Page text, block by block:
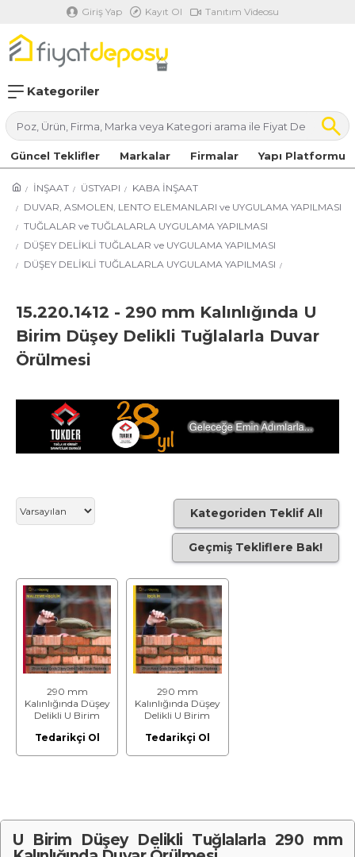
Giriş Yap Kayıt Ol Tanıtım Videosu
Kategoriler
Güncel Teklifler Markalar Firmalar Yapı Platformu
İNŞAAT ÜSTYAPI
KABA İNŞAAT
DUVAR, ASMOLEN, LENTO ELEMANLARI ve UYGULAMA YAPILMASI
TUĞLALAR ve TUĞLALARLA UYGULAMA YAPILMASI
DÜŞEY DELİKLİ TUĞLALAR ve UYGULAMA YAPILMASI
DÜŞEY DELİKLİ TUĞLALARLA UYGULAMA YAPILMASI
15.220.1412 - 290 mm Kalınlığında U
Birim Düşey Delikli Tuğlalarla Duvar
Örülmesi
Kategoriden Teklif Al!
Geçmiş Tekliflere Bak!
290 mm
Kalınlığında Düşey
Delikli U Birim
Örülmesi Malzeme
Tedarikçi Ol
290 mm
Kalınlığında Düşey
Delikli U Birim
Örülmesi Malzeme
Tedarikçi Ol
U Birim Düşey Delikli Tuğlalarla 290 mm